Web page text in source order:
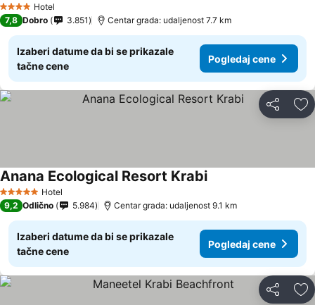
4 ZvezdiceHotel
7,8 Dobro 3.851 Centar grada: udaljenost 7.7 km
Izaberi datume da bi se prikazale
tačne cene
Pogledaj cene
Deli
5 ZvezdiceHotel
Anana Ecological Resort Krabi
9,2 Odlično 5.984 Centar grada: udaljenost 9.1 km
Izaberi datume da bi se prikazale
tačne cene
Pogledaj cene
Deli